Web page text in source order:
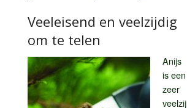
Veeleisend en veelzijdig
om te telen
Anijs
is een
zeer
veelzij